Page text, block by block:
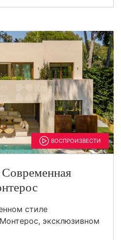
ВОСПРОИЗВЕСТИ
стиле
эксклюзивном